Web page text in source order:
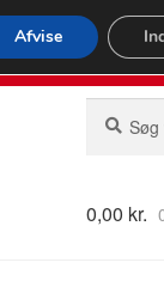
02Man-fre
efter:
0,00 kr.
Afvise